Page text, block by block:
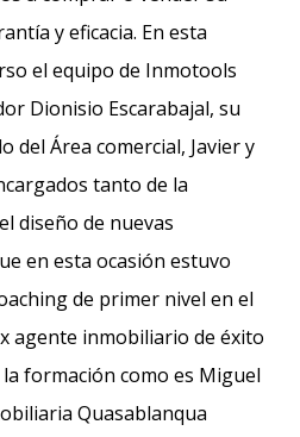
y eficacia. En esta
el equipo de Inmotools
Dionisio Escarabajal, su
del Área comercial, Javier y
tanto de la
diseño de nuevas
en esta ocasión estuvo
de primer nivel en el
agente inmobiliario de éxito
formación como es Miguel
Quasablanqua